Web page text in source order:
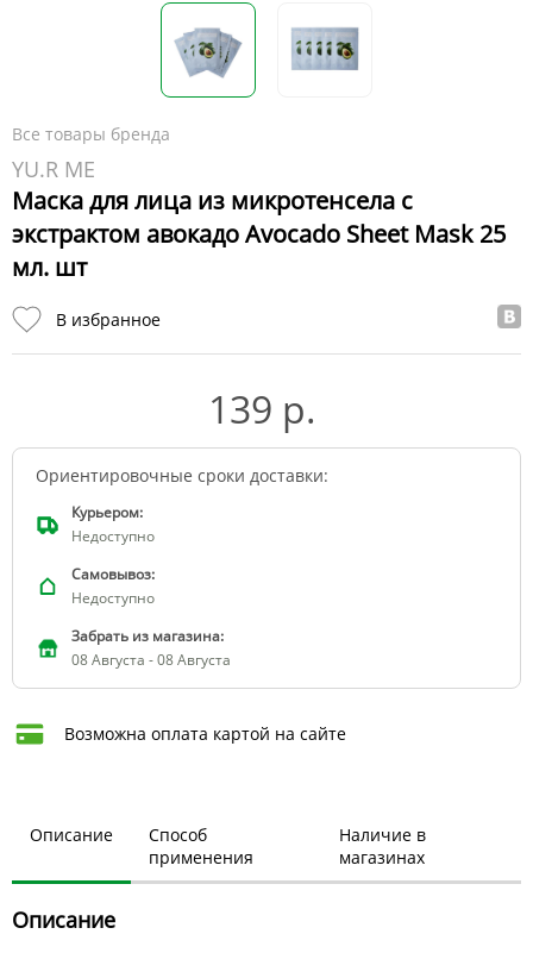
Все товары бренда
YU.R ME
Маска для лица из микротенсела с
экстрактом авокадо Avocado Sheet Mask 25
мл. шт
В избранное
139 р.
Ориентировочные сроки доставки:
Курьером:
Недоступно
Самовывоз:
Недоступно
Забрать из магазина:
08 Августа - 08 Августа
Возможна оплата картой на сайте
Описание
Способ
применения
Наличие в
магазинах
Описание